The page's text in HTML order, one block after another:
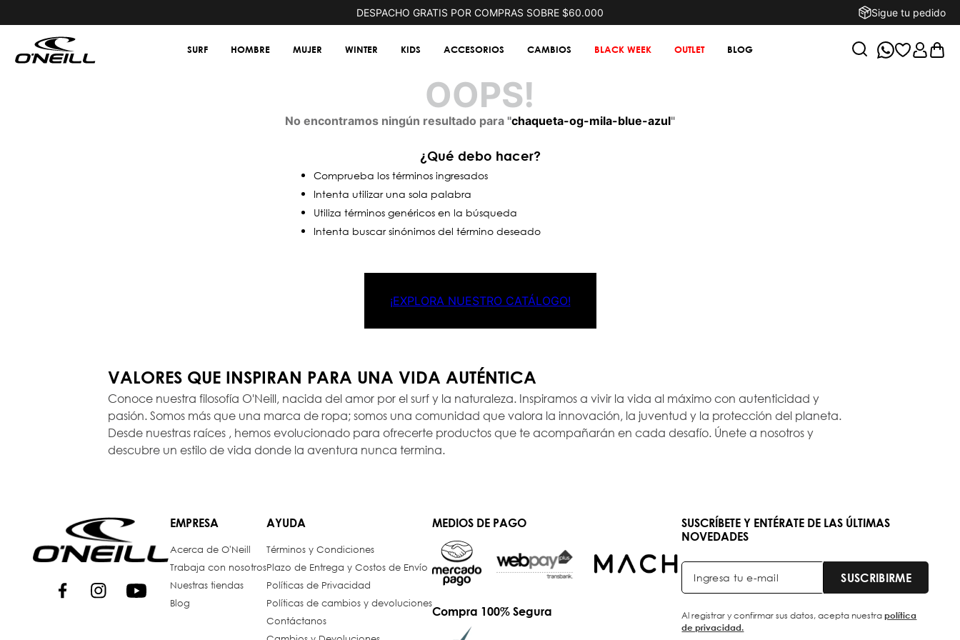
DESPACHO GRATIS POR COMPRAS SOBRE $60.000 Sigue tu pedido
SURF HOMBRE MUJER WINTER KIDS ACCESORIOS CAMBIOS BLACK WEEK OUTLET BLOG
OOPS!
No encontramos ningún resultado para "chaqueta-og-mila-blue-azul"
¿Qué debo hacer?
Comprueba los términos ingresados
Intenta utilizar una sola palabra
Utiliza términos genéricos en la búsqueda
Intenta buscar sinónimos del término deseado
¡EXPLORA NUESTRO CATÁLOGO!
VALORES QUE INSPIRAN PARA UNA VIDA AUTÉNTICA
Conoce nuestra filosofía O'Neill, nacida del amor por el surf y la naturaleza. Inspiramos a vivir la vida al máximo con autenticidad y
pasión. Somos más que una marca de ropa; somos una comunidad que valora la innovación, la juventud y la protección del planeta.
Desde nuestras raíces , hemos evolucionado para ofrecerte productos que te acompañarán en cada desafío. Únete a nosotros y
descubre un estilo de vida donde la aventura nunca termina.
EMPRESA
Acerca de O'Neill
Trabaja con nosotros
Nuestras tiendas
Blog
AYUDA
Términos y Condiciones
Plazo de Entrega y Costos de Envío
Políticas de Privacidad
Políticas de cambios y devoluciones
Contáctanos
MEDIOS DE PAGO
Compra 100% Segura
SUSCRÍBETE Y ENTÉRATE DE LAS ÚLTIMAS
NOVEDADES
SUSCRIBIRME
Al registrar y confirmar sus datos, acepta nuestrapolítica
de privacidad.